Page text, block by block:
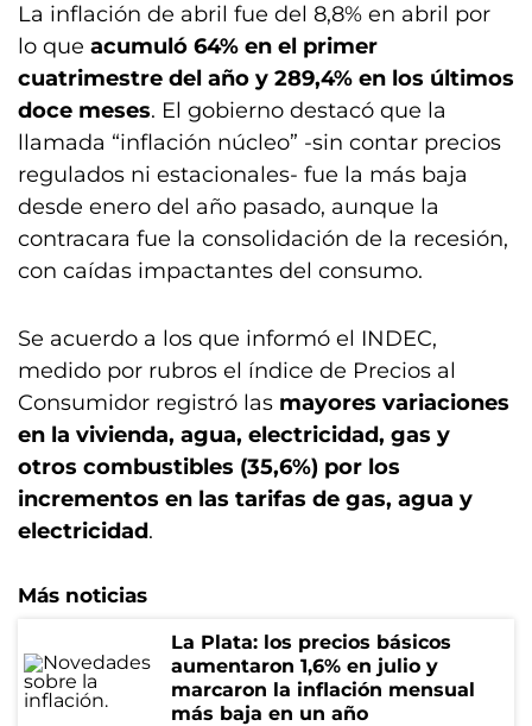
La inflación de abril fue del 8,8% en abril por
lo que acumuló 64% en el primer
cuatrimestre del año y 289,4% en los últimos
doce meses. El gobierno destacó que la
llamada “inflación núcleo” -sin contar precios
regulados ni estacionales- fue la más baja
desde enero del año pasado, aunque la
contracara fue la consolidación de la recesión,
con caídas impactantes del consumo.
Se acuerdo a los que informó el INDEC,
medido por rubros el índice de Precios al
Consumidor registró las mayores variaciones
en la vivienda, agua, electricidad, gas y
otros combustibles (35,6%) por los
incrementos en las tarifas de gas, agua y
electricidad.
Más noticias
La Plata: los precios básicos
aumentaron 1,6% en julio y
marcaron la inflación mensual
más baja en un año